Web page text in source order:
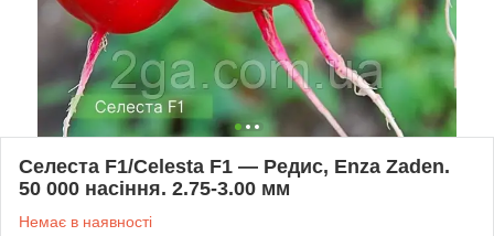
Селеста F1/Celesta F1 — Редис, Enza Zaden.
50 000 насіння. 2.75-3.00 мм
Немає в наявності